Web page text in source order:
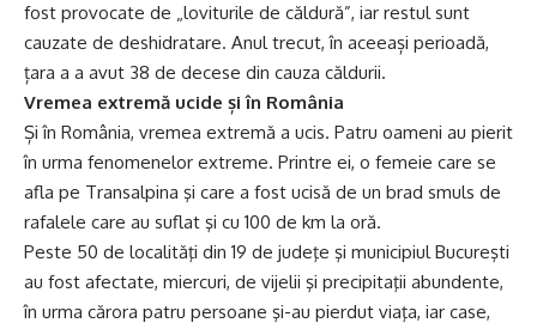
fost provocate de „loviturile de căldură”, iar restul sunt
cauzate de deshidratare. Anul trecut, în aceeași perioadă,
țara a a avut 38 de decese din cauza căldurii.
Vremea extremă ucide și în România
Și în România, vremea extremă a ucis. Patru oameni au pierit
în urma fenomenelor extreme. Printre ei, o femeie care se
afla pe Transalpina şi care a fost ucisă de un brad smuls de
rafalele care au suflat şi cu 100 de km la oră.
Peste 50 de localităţi din 19 de judeţe şi municipiul Bucureşti
au fost afectate, miercuri, de vijelii şi precipitaţii abundente,
în urma cărora patru persoane şi-au pierdut viaţa, iar case,